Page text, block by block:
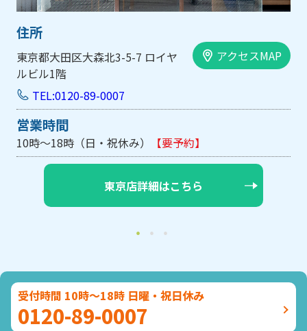
住所
大阪市中央区内平野町1-1-5 西大
手前ビル103号
アクセスMAP
TEL:0120-89-0007
営業時間
10時～18時（日・祝休み/土曜は不定休）
大阪店詳細はこちら
受付時間 10時～18時 日曜・祝日休み
0120-89-0007